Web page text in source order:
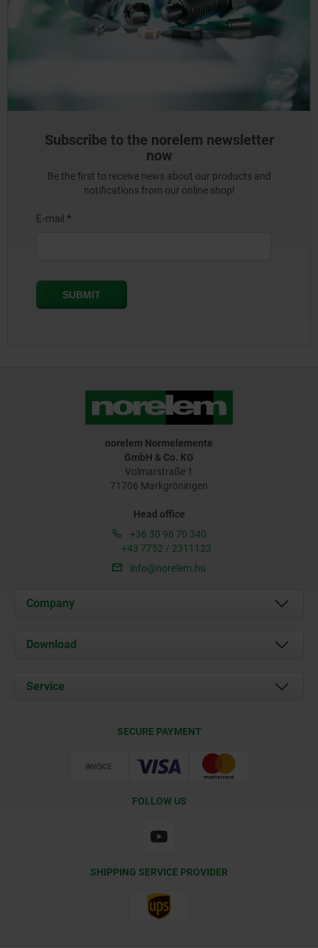
Subscribe to the norelem newsletter
now
Be the first to receive news about our products and
notifications from our online shop!
norelem Normelemente
GmbH & Co. KG
Volmarstraße 1
71706 Markgröningen
Head office
+36 30 96 70 340
+43 7752 / 2311123
info@norelem.hu
Company
About us
Contact
Download
Service
SECURE PAYMENT
FOLLOW US
SHIPPING SERVICE PROVIDER